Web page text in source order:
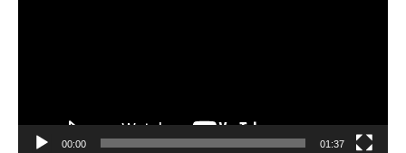
d
00:00 01:37